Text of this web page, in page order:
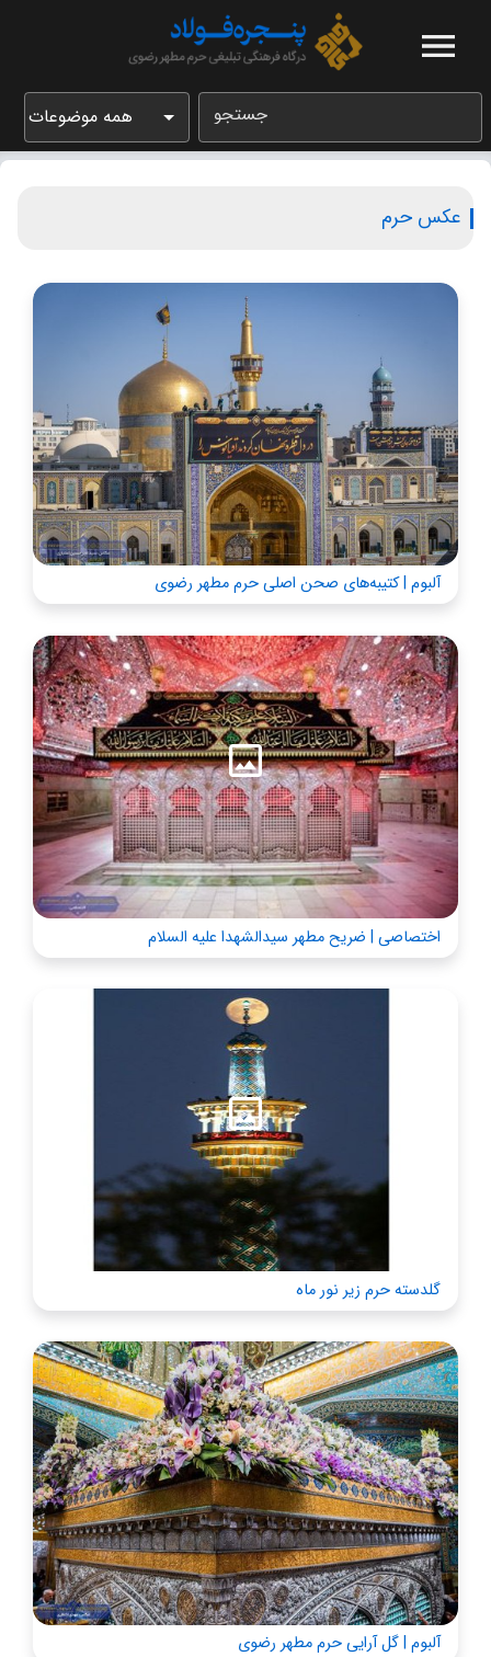
جستجو همه موضوعات
عکس حرم
آلبوم | کتیبه‌های صحن اصلی حرم مطهر رضوی
اختصاصی | ضریح مطهر سیدالشهدا علیه السلام
گلدسته حرم زیر نور ماه
آلبوم | گل آرایی حرم مطهر رضوی